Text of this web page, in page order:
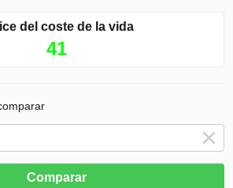
del coste de la vida
41
Comparar